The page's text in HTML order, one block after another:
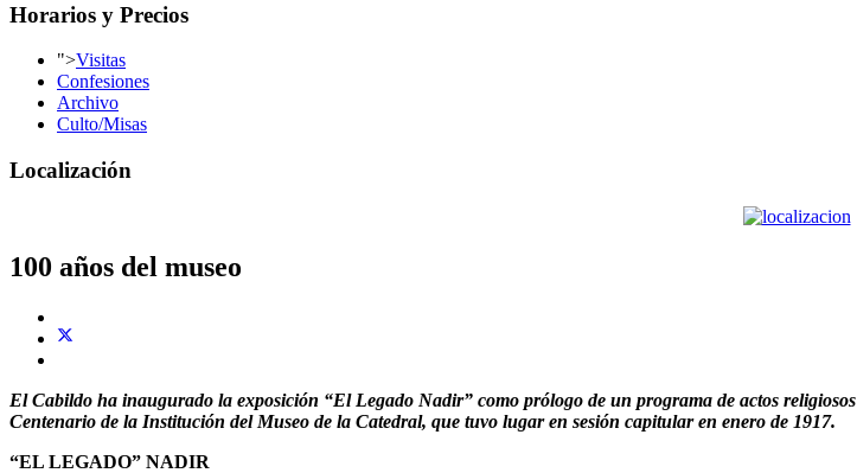
Horarios y Precios
">Visitas
Confesiones
Archivo
Culto/Misas
Localización
100 años del museo
El Cabildo ha inaugurado la exposición “El Legado Nadir” como prólogo de un programa de actos
Centenario de la Institución del Museo de la Catedral, que tuvo lugar en sesión capitular en enero de 1917.
“EL LEGADO” NADIR